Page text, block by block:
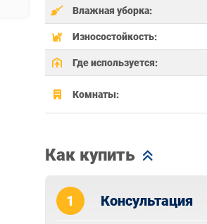
Влажная уборка:
Износостойкость:
Где используется:
Комнаты:
Как купить
1 Консультация